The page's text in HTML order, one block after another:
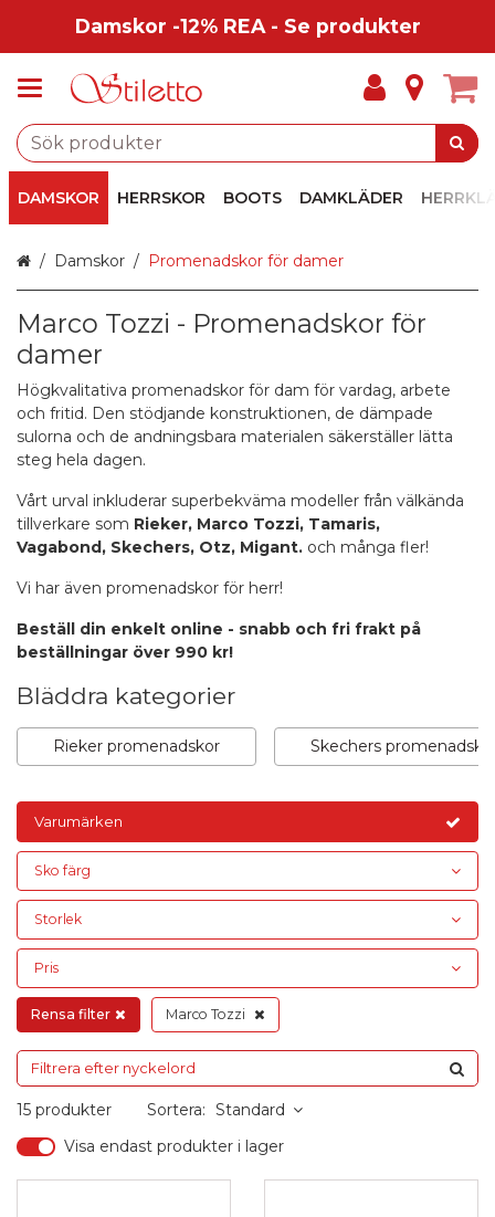
Damskor -12% REA - Se produkter
DAMSKOR HERRSKOR BOOTS DAMKLÄDER
HemDamskor Promenadskor för damer
Marco Tozzi - Promenadskor för
damer
Högkvalitativa promenadskor för dam för vardag, arbete
och fritid. Den stödjande konstruktionen, de dämpade
sulorna och de andningsbara materialen säkerställer lätta
steg hela dagen.
Vårt urval inkluderar superbekväma modeller från välkända
tillverkare som Rieker, Marco Tozzi, Tamaris,
Vagabond, Skechers, Otz, Migant. och många fler!
Vi har även promenadskor för herr!
Beställ din enkelt online - snabb och fri frakt på
beställningar över 990 kr!
Bläddra kategorier
Rieker promenadskor Skechers
Varumärken
Sko färg
Storlek
Pris
Rensa filter Marco Tozzi
15 produkter Sortera: Standard
Visa endast produkter i lager